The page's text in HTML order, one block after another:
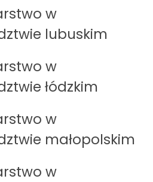
w
lubuskim
w
łódzkim
w
małopolskim
w